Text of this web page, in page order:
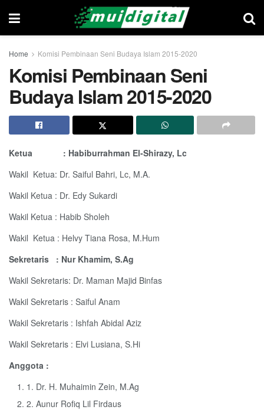
Home Komisi Pembinaan Seni Budaya Islam 2015-2020
Komisi Pembinaan Seni
Budaya Islam 2015-2020
Ketua
: Habiburrahman El-Shirazy, Lc
Wakil Ketua: Dr. Saiful Bahri, Lc, M.A.
Wakil Ketua : Dr. Edy Sukardi
Wakil Ketua : Habib Sholeh
Wakil Ketua : Helvy Tiana Rosa, M.Hum
Sekretaris
: Nur Khamim, S.Ag
Wakil Sekretaris: Dr. Maman Majid Binfas
Wakil Sekretaris : Saiful Anam
Wakil Sekretaris : Ishfah Abidal Aziz
Wakil Sekretaris : Elvi Lusiana, S.Hi
Anggota :
1. Dr. H. Muhaimin Zein, M.Ag
2. Aunur Rofiq Lil Firdaus